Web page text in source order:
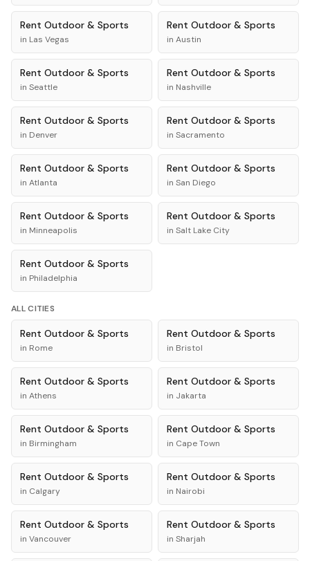
Rent Outdoor & Sports
in Las Vegas
Rent Outdoor & Sports
in Austin
Rent Outdoor & Sports
in Seattle
Rent Outdoor & Sports
in Nashville
Rent Outdoor & Sports
in Denver
Rent Outdoor & Sports
in Sacramento
Rent Outdoor & Sports
in Atlanta
Rent Outdoor & Sports
in San Diego
Rent Outdoor & Sports
in Minneapolis
Rent Outdoor & Sports
in Salt Lake City
Rent Outdoor & Sports
in Philadelphia
ALL CITIES
Rent Outdoor & Sports
in Rome
Rent Outdoor & Sports
in Bristol
Rent Outdoor & Sports
in Athens
Rent Outdoor & Sports
in Jakarta
Rent Outdoor & Sports
in Birmingham
Rent Outdoor & Sports
in Cape Town
Rent Outdoor & Sports
in Calgary
Rent Outdoor & Sports
in Nairobi
Rent Outdoor & Sports
in Vancouver
Rent Outdoor & Sports
in Sharjah